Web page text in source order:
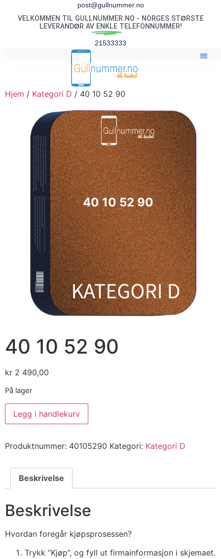
post@gullnummer.no
VELKOMMEN TIL GULLNUMMER.NO - NORGES STØRSTE
LEVERANDØR AV ENKLE TELEFONNUMMER!
21533333
Hjem / Kategori D / 40 10 52 90
40 10 52 90
40 10 52 90
kr 2 490,00
På lager
Legg i handlekurv
Produktnummer: 40105290 Kategori: Kategori D
Beskrivelse
Beskrivelse
Hvordan foregår kjøpsprosessen?
Trykk ”Kjøp”, og fyll ut firmainformasjon i skjemaet.